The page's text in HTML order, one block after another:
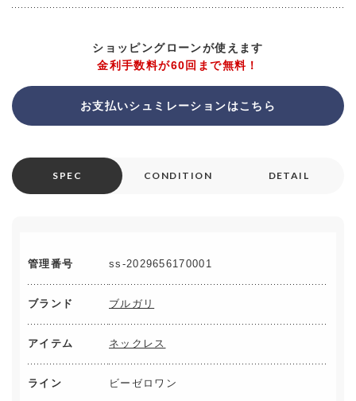
ショッピングローンが使えます
金利手数料が60回まで無料！
お支払いシュミレーションはこちら
SPEC CONDITION DETAIL
管理番号 ss-2029656170001
ブランド ブルガリ
アイテム ネックレス
ライン ビーゼロワン